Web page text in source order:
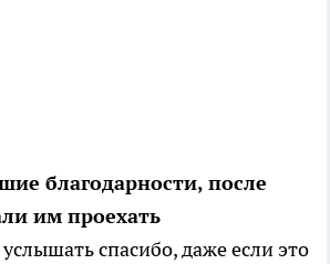
благодарности, после
им проехать
спасибо, даже если это